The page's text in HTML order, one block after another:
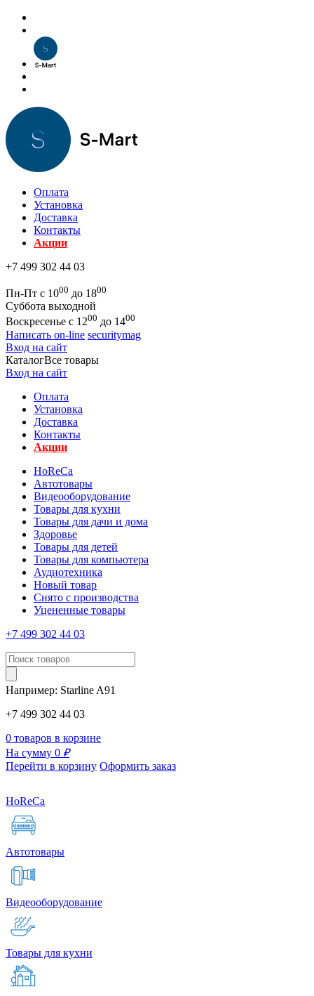
Оплата
Установка
Доставка
Контакты
Акции
+7 499 302 44 03
Пн-Пт с 1000 до 1800
Суббота выходной
Воскресенье с 1200 до 1400
Написать on-line securitymag
Вход на сайт
КаталогВсе товары
Вход на сайт
Оплата
Установка
Доставка
Контакты
Акции
HoReCa
Автотовары
Видеооборудование
Товары для кухни
Товары для дачи и дома
Здоровье
Товары для детей
Товары для компьютера
Аудиотехника
Новый товар
Снято с производства
Уцененные товары
+7 499 302 44 03
Например: Starline A91
+7 499 302 44 03
0 товаров в корзине
На сумму 0 ₽
Перейти в корзину Оформить заказ
HoReCa
Автотовары
Видеооборудование
Товары для кухни